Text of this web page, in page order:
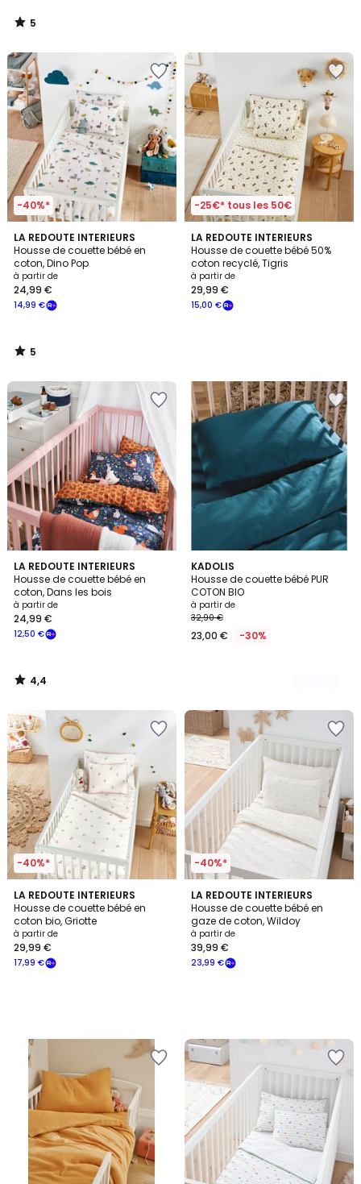
5
/
-40%*
LA REDOUTE INTERIEURS
Housse de couette bébé en
coton, Dino Pop
à partir de
14,99 €
24,99 €
5
/
5
5
/
-25€* tous les 50€
LA REDOUTE INTERIEURS
Housse de couette bébé 50%
coton recyclé, Tigris
à partir de
15,00 €
29,99 €
LA REDOUTE INTERIEURS
Housse de couette bébé en
coton, Dans les bois
à partir de
12,50 €
24,99 €
4,4
/ 5
4,4
/
KADOLIS
Housse de couette bébé PUR
COTON BIO
à partir de
32,90 €
23,00 € -30%
12
Couleurs
-40%*
LA REDOUTE INTERIEURS
Housse de couette bébé en
coton bio, Griotte
à partir de
17,99 €
29,99 €
-40%*
LA REDOUTE INTERIEURS
Housse de couette bébé en
gaze de coton, Wildoy
à partir de
23,99 €
39,99 €